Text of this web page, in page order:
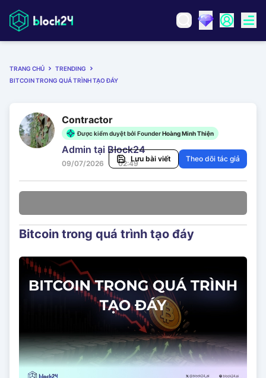
TRANG CHỦ
TRENDING
BITCOIN TRONG QUÁ TRÌNH TẠO ĐÁY
Contractor
Được kiểm duyệt bởi FounderHoàng Minh Thiện
Admin tại Block24
09/07/2026 02:49
Lưu bài viết Theo dõi tác giả
Bitcoin trong quá trình tạo đáy